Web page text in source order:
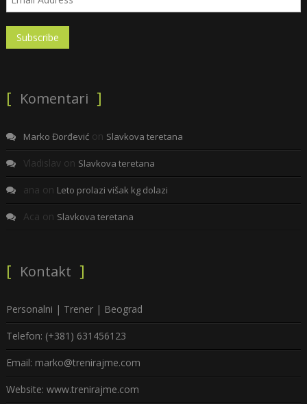
Komentari
Marko Đorđevićon Slavkova teretana
Vladislav on Slavkova teretana
ana on Leto prolazi višak kg dolazi
Aca on Slavkova teretana
Kontakt
Personalni | Trener | Beograd
Telefon: (+381) 631456123
Email: marko@trenirajme.com
Website: www.trenirajme.com